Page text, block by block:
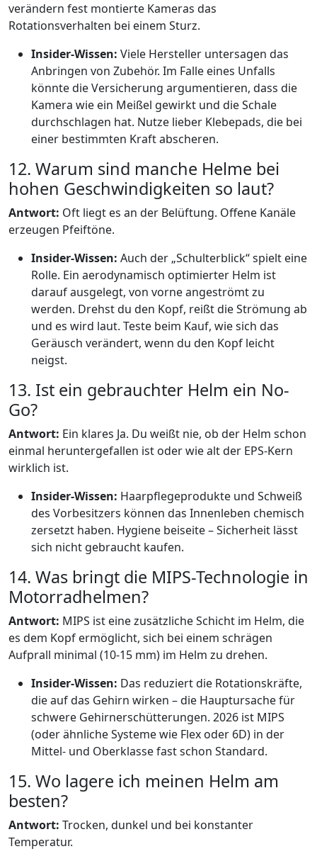
verändern fest montierte Kameras das
Rotationsverhalten bei einem Sturz.
Insider-Wissen: Viele Hersteller untersagen das
Anbringen von Zubehör. Im Falle eines Unfalls
könnte die Versicherung argumentieren, dass die
Kamera wie ein Meißel gewirkt und die Schale
durchschlagen hat. Nutze lieber Klebepads, die bei
einer bestimmten Kraft abscheren.
12. Warum sind manche Helme bei
hohen Geschwindigkeiten so laut?
Antwort: Oft liegt es an der Belüftung. Offene Kanäle
erzeugen Pfeiftöne.
Insider-Wissen: Auch der „Schulterblick“ spielt eine
Rolle. Ein aerodynamisch optimierter Helm ist
darauf ausgelegt, von vorne angeströmt zu
werden. Drehst du den Kopf, reißt die Strömung ab
und es wird laut. Teste beim Kauf, wie sich das
Geräusch verändert, wenn du den Kopf leicht
neigst.
13. Ist ein gebrauchter Helm ein No-
Go?
Antwort: Ein klares Ja. Du weißt nie, ob der Helm schon
einmal heruntergefallen ist oder wie alt der EPS-Kern
wirklich ist.
Insider-Wissen: Haarpflegeprodukte und Schweiß
des Vorbesitzers können das Innenleben chemisch
zersetzt haben. Hygiene beiseite – Sicherheit lässt
sich nicht gebraucht kaufen.
14. Was bringt die MIPS-Technologie in
Motorradhelmen?
Antwort: MIPS ist eine zusätzliche Schicht im Helm, die
es dem Kopf ermöglicht, sich bei einem schrägen
Aufprall minimal (10-15 mm) im Helm zu drehen.
Insider-Wissen: Das reduziert die Rotationskräfte,
die auf das Gehirn wirken – die Hauptursache für
schwere Gehirnerschütterungen. 2026 ist MIPS
(oder ähnliche Systeme wie Flex oder 6D) in der
Mittel- und Oberklasse fast schon Standard.
15. Wo lagere ich meinen Helm am
besten?
Antwort: Trocken, dunkel und bei konstanter
Temperatur.